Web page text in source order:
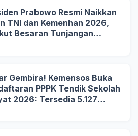
Prabowo Resmi Naikkan
TNI dan Kemenhan 2026,
Besaran Tunjangan
Gembira! Kemensos Buka
PPPK Tendik Sekolah
2026: Tersedia 5.127
Simak Syarat dan